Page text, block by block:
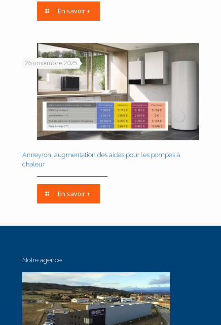
En savoir +
26 novembre 2025
Anneyron, augmentation des aides pour les pompes à
chaleur
En savoir +
Notre agence